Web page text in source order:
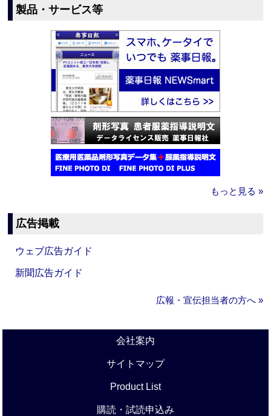
製品・サービス等
もっと見る »
広告掲載
ウェブ広告ガイド
新聞広告ガイド
広報・宣伝担当者の方へ »
会社案内
サイトマップ
Product List
購読・試読申込み